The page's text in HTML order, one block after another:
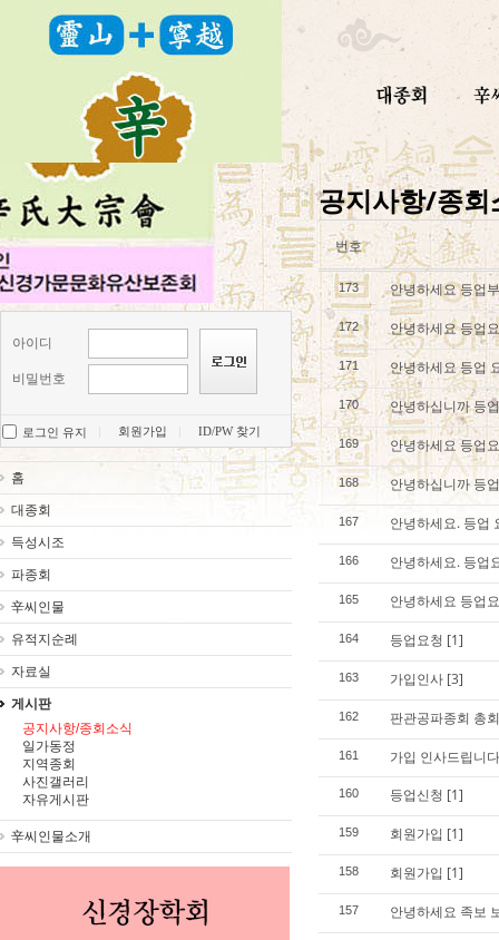
아이디
비밀번호
로그인 유지 회원가입 ID/PW 찾기
홈
대종회
득성시조
파종회
辛씨인물
유적지순례
자료실
게시판
공지사항/종회소식
일가동정
지역종회
사진갤러리
자유게시판
辛씨인물소개
공지사항/종회
번호
173 안녕하세요 등업
172 안녕하세요 등업
171 안녕하세요 등업
170 안녕하십니까 등
169 안녕하세요 등업
168 안녕하십니까 등
167 안녕하세요. 등업
166 안녕하세요. 등업
165 안녕하세요 등업
164 등업요청 [1]
163 가입인사 [3]
162 판관공파종회 총
161 가입 인사드립니
160 등업신청 [1]
159 회원가입 [1]
158 회원가입 [1]
157 안녕하세요 족보